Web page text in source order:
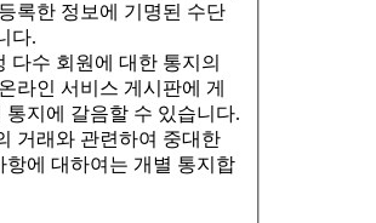
록한 정보에 기명된 수단
다.
수 회원에 대한 통지의
라인 서비스 게시판에 게
통지에 갈음할 수 있습니다.
거래와 관련하여 중대한
항에 대하여는 개별 통지합